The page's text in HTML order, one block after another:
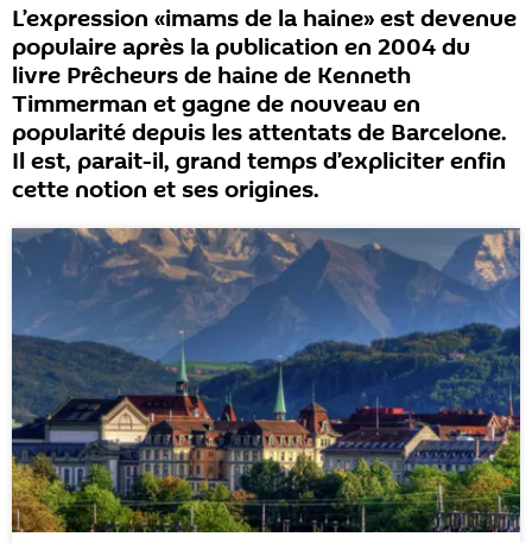
L’expression «imams de la haine» est devenue
populaire après la publication en 2004 du
livre Prêcheurs de haine de Kenneth
Timmerman et gagne de nouveau en
popularité depuis les attentats de Barcelone.
Il est, parait-il, grand temps d’expliciter enfin
cette notion et ses origines.